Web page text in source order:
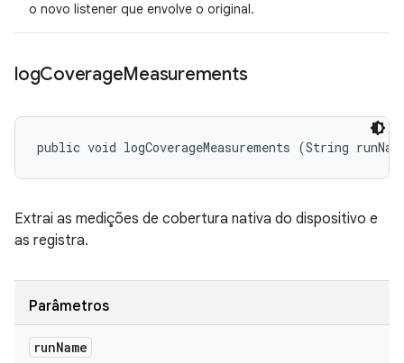
o novo listener que envolve o original.
logCoverageMeasurements
public void logCoverageMeasurements (String
Extrai as medições de cobertura nativa do dispositivo e
as registra.
Parâmetros
runName